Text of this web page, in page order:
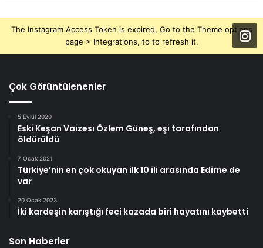
The Instagram Access Token is expired, Go to the Theme options
page > Integrations, to to refresh it.
Çok Görüntülenenler
5 Eylül 2020
Eski Keşan Vaizesi Özlem Güneş, eşi tarafından
öldürüldü
7 Ocak 2021
Türkiye’nin en çok okuyan ilk 10 ili arasında Edirne de
var
20 Ocak 2023
İki kardeşin karıştığı feci kazada biri hayatını kaybetti
Son Haberler